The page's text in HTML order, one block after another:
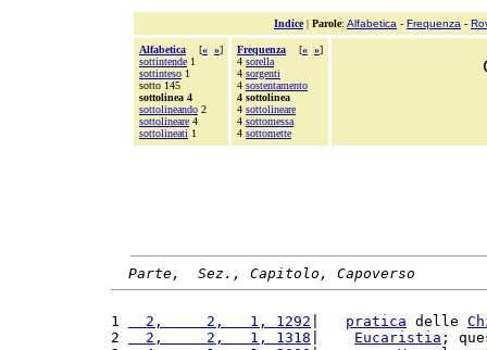
Indice| Parole: Alfabetica - Frequenza -
Alfabetica [« »]
sottintende 1
sottinteso 1
sotto 145
sottolinea 4
sottolineando 2
sottolineare 4
sottolineati 1
Frequenza [« »]
4 sorella
4 sorgenti
4 sostentamento
4 sottolinea
4 sottolineare
4 sottomessa
4 sottomette
Parte,  Sez., Capitolo, Capoverso
1
  2,     2,   1, 1292
pratica delle
2
  2,     2,   1, 1318
Eucaristia ;